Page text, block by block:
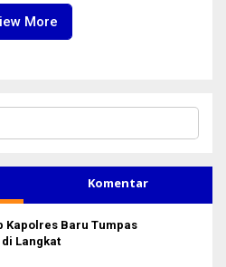
More
Komentar
Kapolres Baru Tumpas
Langkat